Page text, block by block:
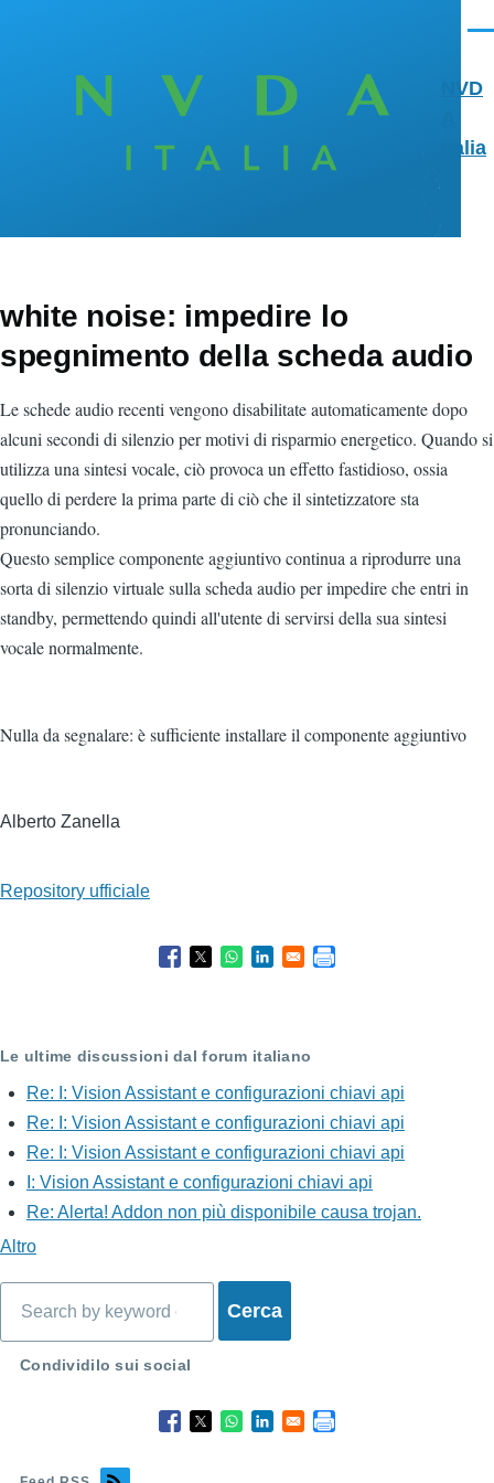
NVD
Italia
white noise: impedire lo
spegnimento della scheda audio
Le schede audio recenti vengono disabilitate automaticamente dopo
alcuni secondi di silenzio per motivi di risparmio energetico. Quando si
utilizza una sintesi vocale, ciò provoca un effetto fastidioso, ossia
quello di perdere la prima parte di ciò che il sintetizzatore sta
pronunciando.
Questo semplice componente aggiuntivo continua a riprodurre una
sorta di silenzio virtuale sulla scheda audio per impedire che entri in
standby, permettendo quindi all'utente di servirsi della sua sintesi
vocale normalmente.
Nulla da segnalare: è sufficiente installare il componente aggiuntivo
Alberto Zanella
Repository ufficiale
Le ultime discussioni dal forum italiano
Re: I: Vision Assistant e configurazioni chiavi api
Re: I: Vision Assistant e configurazioni chiavi api
Re: I: Vision Assistant e configurazioni chiavi api
I: Vision Assistant e configurazioni chiavi api
Re: Alerta! Addon non più disponibile causa trojan.
Altro
Condividilo sui social